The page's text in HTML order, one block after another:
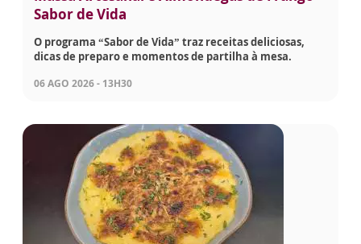
Sabor de Vida
O programa “Sabor de Vida” traz receitas deliciosas,
dicas de preparo e momentos de partilha à mesa.
06 AGO 2026 - 13H30